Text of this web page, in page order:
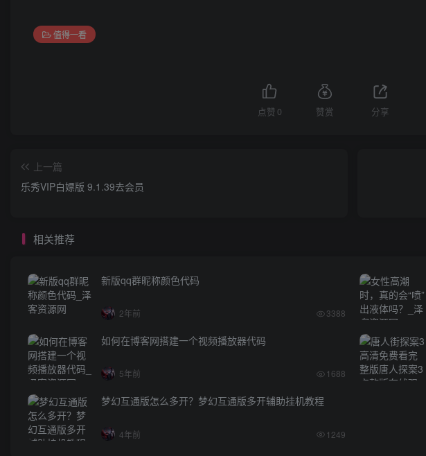
值得一看
点赞 0 赞赏 分享
上一篇
乐秀VIP白嫖版 9.1.39去会员
相关推荐
新版qq群昵称颜色代码
2年前 3388
如何在博客网搭建一个视频播放器代码
5年前 1688
梦幻互通版怎么多开？梦幻互通版多开辅助挂机教程
4年前 1249